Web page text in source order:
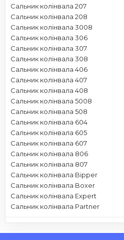
Сальник колінвала 207
Сальник колінвала 208
Сальник колінвала 3008
Сальник колінвала 306
Сальник колінвала 307
Сальник колінвала 308
Сальник колінвала 406
Сальник колінвала 407
Сальник колінвала 408
Сальник колінвала 5008
Сальник колінвала 508
Сальник колінвала 604
Сальник колінвала 605
Сальник колінвала 607
Сальник колінвала 806
Сальник колінвала 807
Сальник колінвала Bipper
Сальник колінвала Boxer
Сальник колінвала Expert
Сальник колінвала Partner